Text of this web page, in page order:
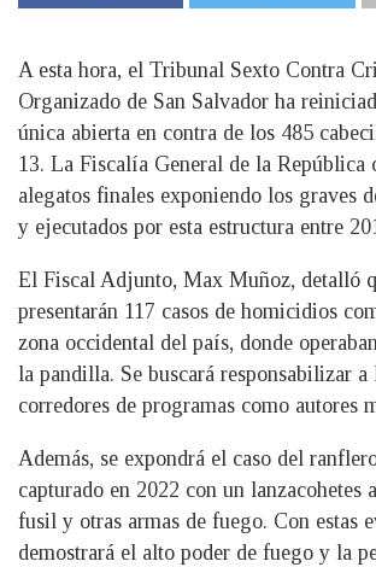
A esta hora, el Tribunal Sexto Contra
Organizado de San Salvador ha
única abierta en contra de los 485
13. La Fiscalía General de la República
alegatos finales exponiendo los graves
y ejecutados por esta estructura entre
El Fiscal Adjunto, Max Muñoz, detalló
presentarán 117 casos de homicidios
zona occidental del país, donde
la pandilla. Se buscará responsabilizar
corredores de programas como autores
Además, se expondrá el caso del
capturado en 2022 con un lanzacohetes
fusil y otras armas de fuego. Con estas
demostrará el alto poder de fuego y la